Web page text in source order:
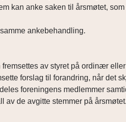
kan anke saken til årsmøtet,
ankebehandling.
av styret på ordinær
forslag til forandring, når det
foreningens medlemmer
av de avgitte stemmer på